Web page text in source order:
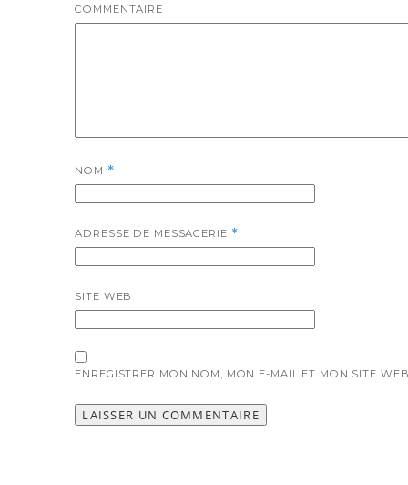
COMMENTAIRE
NOM *
ADRESSE DE MESSAGERIE *
SITE WEB
ENREGISTRER MON NOM, MON E-MAIL ET MON SITE